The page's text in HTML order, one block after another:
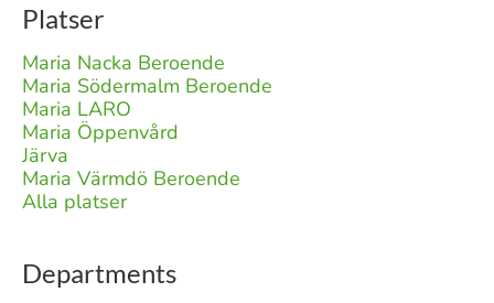
Platser
Maria Nacka Beroende
Maria Södermalm Beroende
Maria LARO
Maria Öppenvård
Järva
Maria Värmdö Beroende
Alla platser
Departments